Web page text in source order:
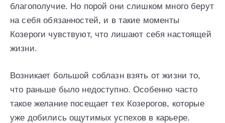
благополучие. Но порой они слишком много берут
на себя обязанностей, и в такие моменты
Козероги чувствуют, что лишают себя настоящей
жизни.
Возникает большой соблазн взять от жизни то,
что раньше было недоступно. Особенно часто
такое желание посещает тех Козерогов, которые
уже добились ощутимых успехов в карьере.